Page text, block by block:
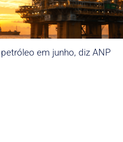
em junho, diz ANP